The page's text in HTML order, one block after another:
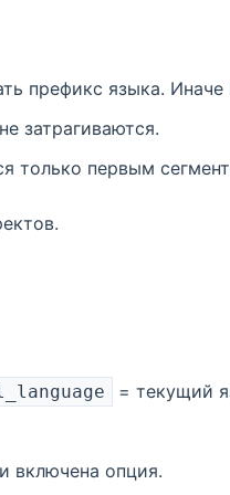
префикс языка.
затрагиваются.
только первым
= текущий
включена опция.